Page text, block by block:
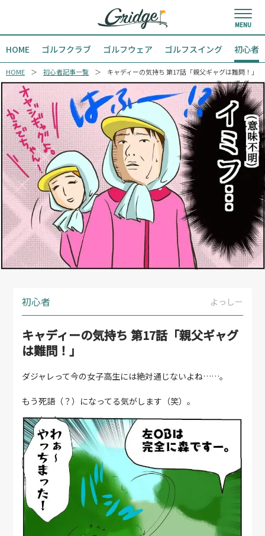
HOME ゴルフクラブ ゴルフウェア ゴルフスイング 初心者
HOME 初心者記事一覧 キャディーの気持ち 第17話「親父ギャグは難問！」
初心者 よっしー
キャディーの気持ち 第17話「親父ギャグ
は難問！」
ダジャレって今の女子高生には絶対通じないよね……。
もう死語（？）になってる気がします（笑）。